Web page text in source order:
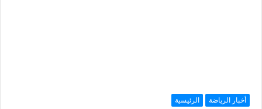
أخبار الرياضة الرئيسية